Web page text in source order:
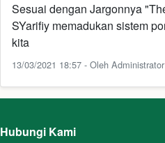
Sesuai dengan Jargonnya
SYarifiy memadukan sistem
kita
13/03/2021 18:57 - Oleh
Hubungi Kami